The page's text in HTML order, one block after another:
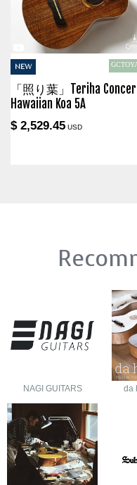
NEW
「照り葉」Teriha
Hawaiian Koa 5A
$ 2,529.45 USD
NAGI GUITARS da